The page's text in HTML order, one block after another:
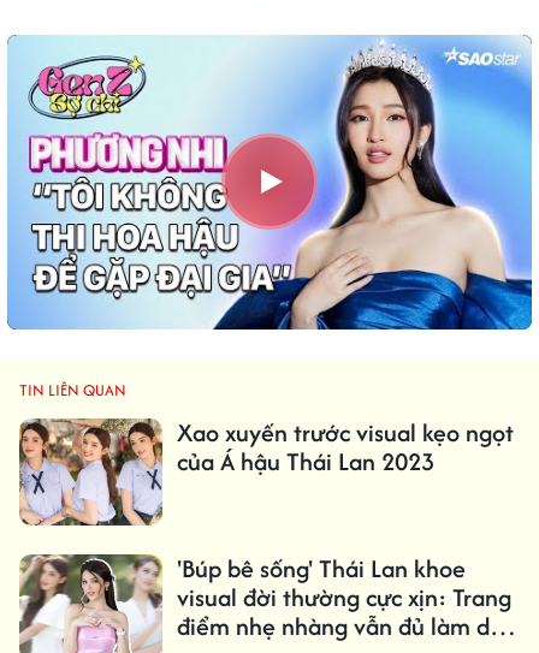
TIN LIÊN QUAN
Xao xuyến trước visual kẹo ngọt
của Á hậu Thái Lan 2023
'Búp bê sống' Thái Lan khoe
visual đời thường cực xịn: Trang
điểm nhẹ nhàng vẫn đủ làm dân